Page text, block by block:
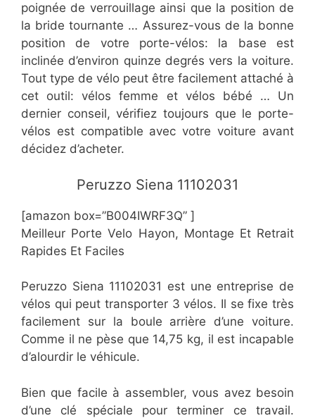
poignée de verrouillage ainsi que la position de
la bride tournante … Assurez-vous de la bonne
position de votre porte-vélos: la base est
inclinée d’environ quinze degrés vers la voiture.
Tout type de vélo peut être facilement attaché à
cet outil: vélos femme et vélos bébé … Un
dernier conseil, vérifiez toujours que le porte-
vélos est compatible avec votre voiture avant
décidez d’acheter.
​Peruzzo Siena 11102031
[amazon box=”B004IWRF3Q” ]
Meilleur Porte Velo Hayon, Montage Et Retrait
Rapides Et Faciles
Peruzzo Siena 11102031 est une entreprise de
vélos qui peut transporter 3 vélos. Il se fixe très
facilement sur la boule arrière d’une voiture.
Comme il ne pèse que 14,75 kg, il est incapable
d’alourdir le véhicule.
Bien que facile à assembler, vous avez besoin
d’une clé spéciale pour terminer ce travail.